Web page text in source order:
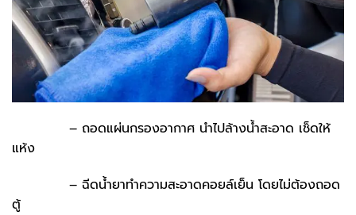
– ถอดแผ่นกรองอากาศ นำไปล้างน้ำสะอาด เช็ดให้
แห้ง
– ฉีดน้ำยาทำความสะอาดคอยล์เย็น โดยไม่ต้องถอด
ตู้